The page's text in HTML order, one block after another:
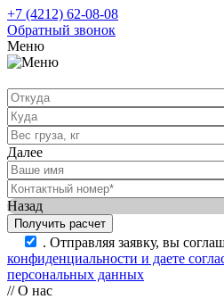
+7 (4212) 62-08-08
Обратный звонок
Меню
Далее
Назад
. Отправляя заявку, вы
конфиденциальности и даете
персональных данных
// О нас